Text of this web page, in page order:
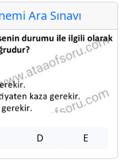
Ara Sınavı
D E